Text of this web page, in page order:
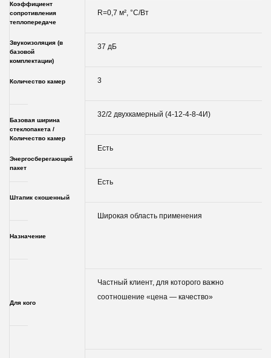
Коэффициент
сопротивления
теплопередаче
Звукоизоляция (в
базовой
комплектации)
Количество камер
Базовая ширина
стеклопакета /
Количество камер
Энергосберегающий
пакет
Штапик скошенный
Назначение
Для кого
R=0,7 м², °С/Вт
37 дБ
3
32/2 двухкамерный (4-12-4-8-4И)
Есть
Есть
Широкая область применения
Частный клиент, для которого важно
соотношение «цена — качество»